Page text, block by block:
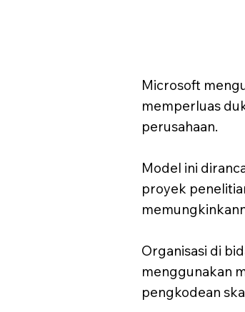
Microsoft
memperluas
perusahaan.
Model ini
proyek
Organisasi di
menggunakan
pengkodean